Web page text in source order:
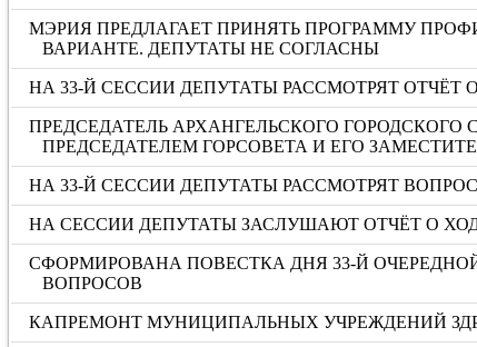
МЭРИЯ ПРЕДЛАГАЕТ ПРИНЯТЬ ПРОГРАММУ
ВАРИАНТЕ. ДЕПУТАТЫ НЕ СОГЛАСНЫ
НА 33-Й СЕССИИ ДЕПУТАТЫ РАССМОТРЯТ ОТЧЁТ
ПРЕДСЕДАТЕЛЬ АРХАНГЕЛЬСКОГО
ПРЕДСЕДАТЕЛЕМ ГОРСОВЕТА И ЕГО
НА 33-Й СЕССИИ ДЕПУТАТЫ РАССМОТРЯТ
НА СЕССИИ ДЕПУТАТЫ ЗАСЛУШАЮТ ОТЧЁТ О
СФОРМИРОВАНА ПОВЕСТКА ДНЯ 33-Й
ВОПРОСОВ
КАПРЕМОНТ МУНИЦИПАЛЬНЫХ УЧРЕЖДЕНИЙ